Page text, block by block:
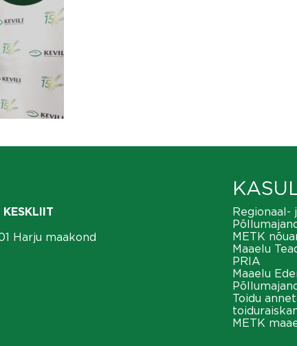
Harju maakond
Regionaal-
METK
Maaelu
PRIA
Maaelu
Toidu
METK